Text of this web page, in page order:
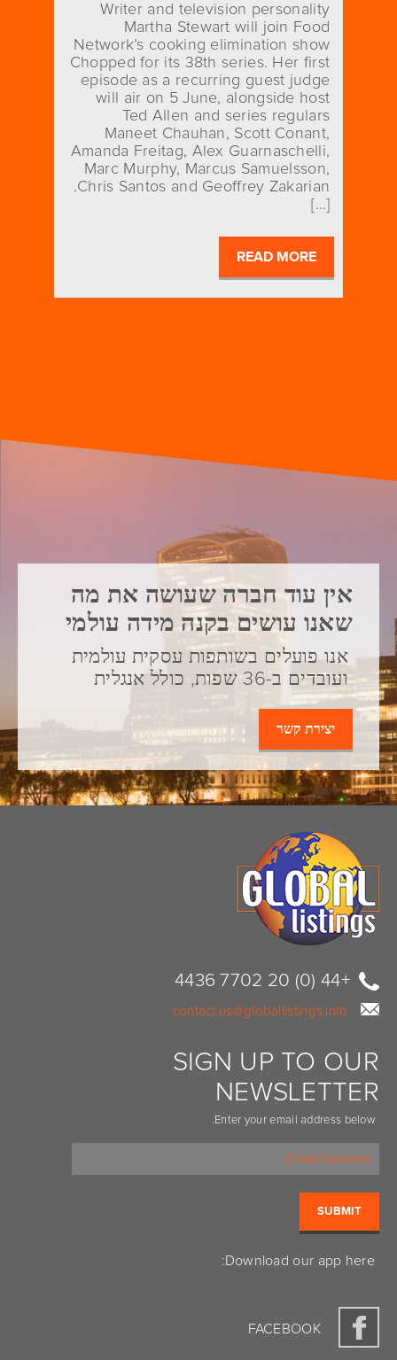
Writer and television personality
Martha Stewart will join Food
Network’s cooking elimination show
Chopped for its 38th series. Her first
episode as a recurring guest judge
will air on 5 June, alongside host
Ted Allen and series regulars
Maneet Chauhan, Scott Conant,
Amanda Freitag, Alex Guarnaschelli,
Marc Murphy, Marcus Samuelsson,
Chris Santos and Geoffrey Zakarian.
[…]
READ MORE
אין עוד חברה שעושה את מה
שאנו עושים בקנה מידה עולמי
אנו פועלים בשותפות עסקית עולמית
ועובדים ב-36 שפות, כולל אנגלית
יצירת קשר
+44 (0) 20 7702 4436
contact.us@globallistings.info
SIGN UP TO OUR
NEWSLETTER
Enter your email address below.
Download our app here:
FACEBOOK